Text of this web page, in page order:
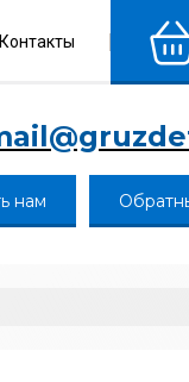
Контакты
нам